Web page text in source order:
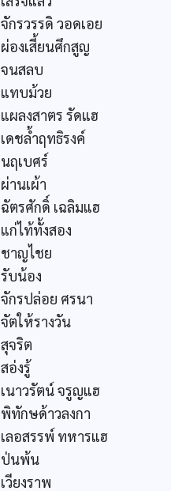
จักรวรรดิ วอดเอย
ผ่องเสี้ยนศึกสูญ
จนสลบ
แทบม้วย
แผลงสาตร รัดแฮ
เดชล้ำฤทธิรงค์
นฤเบศร์
ผ่านเผ้า
ฉัตรศักดิ์ เฉลิมแฮ
แก่ไท้ทั้งสอง
ชาญไชย
รับน้อง
จักรปล่อย ศรนา
จัตให้รางวัน
สุจริต
สอ่งรู้
เนาวรัตน์ จรูญแฮ
พิทักษด้าวลงกา
เลอสรรพ์ ทหารแฮ
ป่นพ้น
เวียงราพ